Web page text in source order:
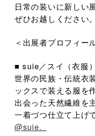
日常の装いに新しい
ぜひお越しください。
＜出展者プロフィー
■ suie／スイ（衣服）
世界の民族・伝統衣
ックスで装える服を
出会った天然繊維を
一着づつ仕立て上げ
@suie._